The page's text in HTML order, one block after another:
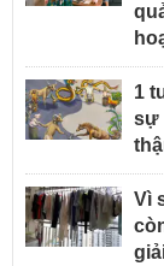
1
sự
Vì